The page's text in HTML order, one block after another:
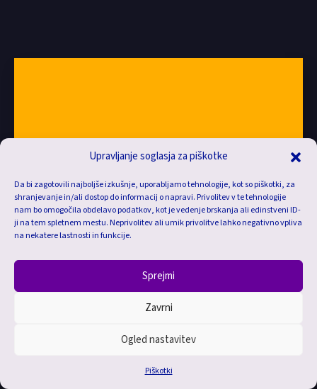
Upravljanje soglasja za piškotke
Da bi zagotovili najboljše izkušnje, uporabljamo tehnologije, kot so piškotki, za
shranjevanje in/ali dostop do informacij o napravi. Privolitev v te tehnologije
nam bo omogočila obdelavo podatkov, kot je vedenje brskanja ali edinstveni ID-
ji na tem spletnem mestu. Neprivolitev ali umik privolitve lahko negativno vpliva
na nekatere lastnosti in funkcije.
Sprejmi
Zavrni
Ogled nastavitev
Piškotki
DP Cajon so ročno izdelani leseni tolkalni inštrumenti, namenjeni
Spletna stran je zasnovana kot predstavitvena in prodajna